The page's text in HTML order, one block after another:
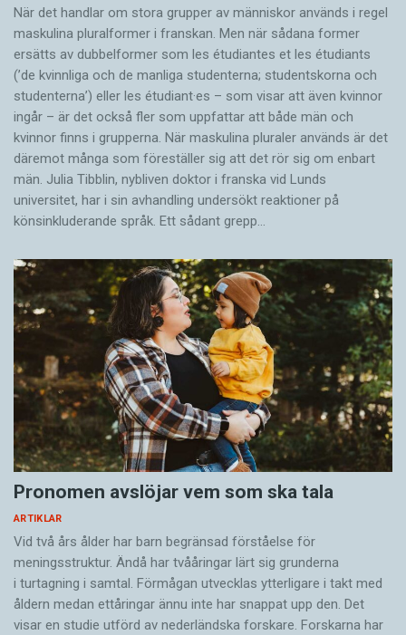
När det handlar om stora grupper av människor används i regel
maskulina pluralformer i franskan. Men när sådana ­former
ersätts av dubbel­former som les étudiantes et les étudiants
(’de kvinnliga och de manliga studenterna; studentskorna och
studenterna’) eller les étudiant·es – som visar att även kvinnor
ingår – är det också fler som uppfattar att både män och
kvinnor finns i grupperna. När maskulina pluraler används är det
där­emot många som föreställer sig att det rör sig om enbart
män. Julia Tibblin, nybliven doktor i franska vid Lunds
universitet, har i sin avhandling undersökt reaktioner på
könsinkluderande språk. Ett sådant grepp…
Pronomen avslöjar vem som ska tala
ARTIKLAR
Vid två års ålder har barn begränsad förståelse för
meningsstruktur. Ändå har tvååringar lärt sig grunderna
i turtagning i samtal. Förmågan utvecklas ytterligare i takt med
åldern medan ettåringar ännu inte har snappat upp den. Det
visar en studie utförd av nederländska forskare. Forskarna har